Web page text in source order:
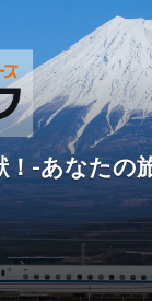
-あなたの